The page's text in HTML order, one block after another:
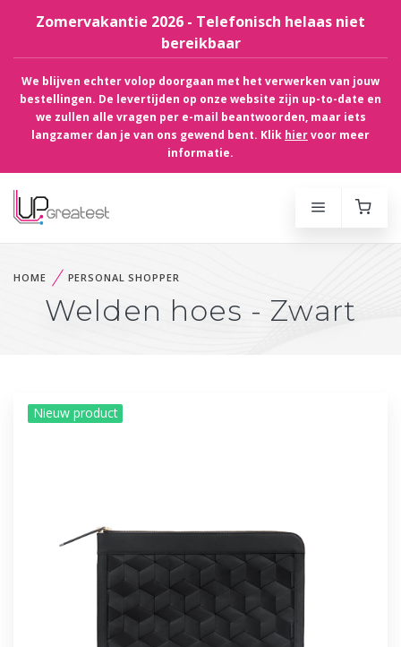
Zomervakantie 2026 - Telefonisch helaas niet
bereikbaar
We blijven echter volop doorgaan met het verwerken van jouw
bestellingen. De levertijden op onze website zijn up-to-date en
we zullen alle vragen per e-mail beantwoorden, maar iets
langzamer dan je van ons gewend bent. Klik hiervoor meer
informatie.
HOME PERSONAL SHOPPER
Welden hoes - Zwart
Nieuw product